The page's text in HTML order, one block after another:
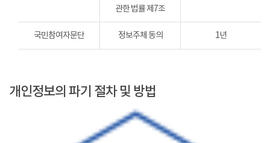
관한 법률 제7조
국민참여자문단 정보주체 동의 1년
개인정보의 파기 절차 및 방법